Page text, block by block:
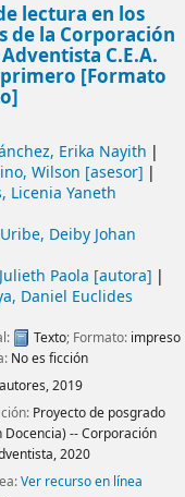
lectura en los
de la Corporación
C.E.A.
[Formato
Erika Nayith
Wilson [asesor]
Licenia Yaneth
Deiby Johan
Paola [autora]
Daniel Euclides
Texto; Formato: impreso
No es ficción
2019
Proyecto de posgrado
Docencia) -- Corporación
2020
Ver recurso en línea